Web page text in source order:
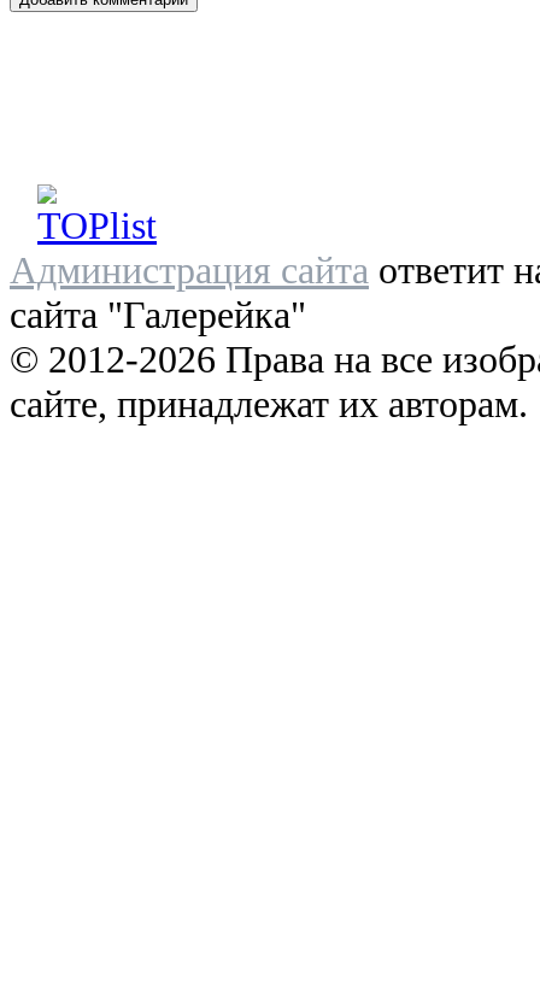
Администрация сайта ответит
сайта "Галерейка"
© 2012-2026 Права на все
сайте, принадлежат их авторам.